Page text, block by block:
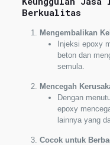
Berkualitas
Mengembalikan
Injeksi epoxy
beton dan
semula.
Mencegah
Dengan
epoxy
lainnya yang
Cocok untuk